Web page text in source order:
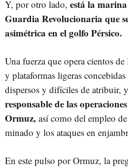
Y, por otro lado, está la
Guardia Revolucionaria que
asimétrica en el golfo Pérsico.
Una fuerza que opera cientos
y plataformas ligeras
dispersos y difíciles de atribuir,
responsable de las
Ormuz, así como del empleo
minado y los ataques en
En este pulso por Ormuz, la